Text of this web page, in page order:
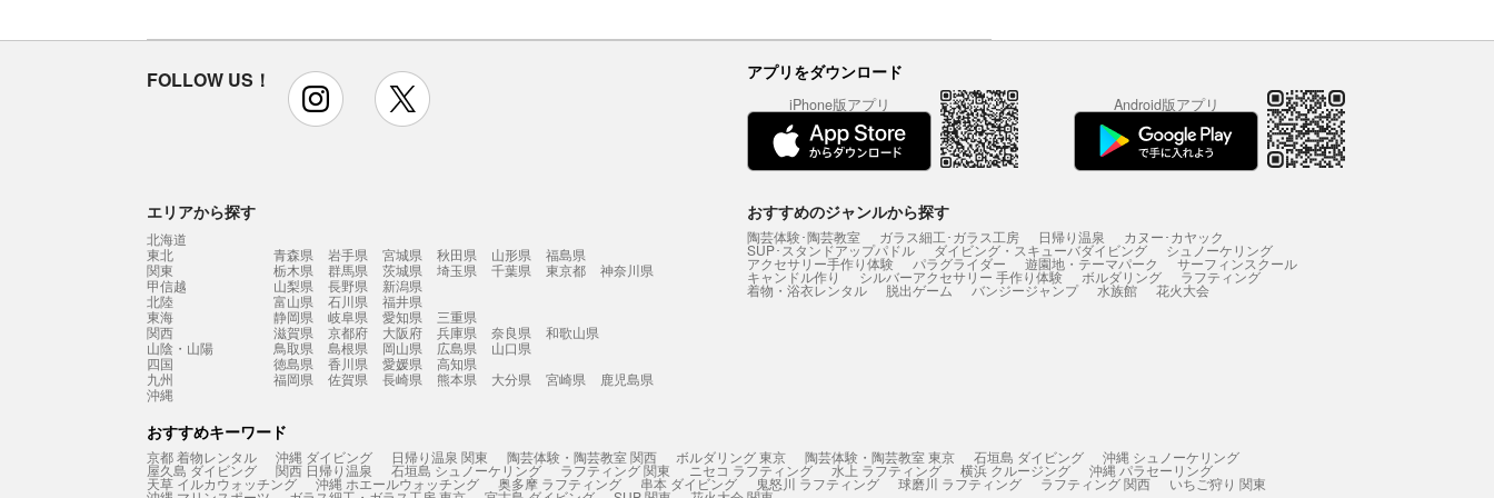
FOLLOW US！ instagram アプリをダウンロード
iPhone版アプリ Android版アプリ
エリアから探す
北海道
東北
青森県 岩手県 宮城県 秋田県 山形県
福島県
関東
栃木県 群馬県 茨城県 埼玉県 千葉県 東京都
神奈川県
甲信越
山梨県 長野県
新潟県
北陸
富山県 石川県
福井県
東海
静岡県 岐阜県 愛知県
三重県
関西
滋賀県 京都府 大阪府 兵庫県 奈良県
和歌山県
山陰・山陽
鳥取県 島根県 岡山県 広島県
山口県
四国
徳島県 香川県 愛媛県
高知県
九州
福岡県 佐賀県 長崎県 熊本県 大分県 宮崎県
鹿児島県
沖縄
おすすめのジャンルから探す
陶芸体験･陶芸教室 ガラス細工･ガラス工房 日帰り温泉 カヌー･カヤック
SUP･スタンドアップパドル ダイビング・スキューバダイビング シュノーケリング
アクセサリー手作り体験 パラグライダー 遊園地・テーマパーク サーフィンスクール
キャンドル作り シルバーアクセサリー 手作り体験 ボルダリング ラフティング
着物・浴衣レンタル 脱出ゲーム バンジージャンプ 水族館 花火大会
おすすめキーワード
京都 着物レンタル 沖縄 ダイビング 日帰り温泉 関東 陶芸体験・陶芸教室 関西 ボルダリング 東京 陶芸体験・陶芸教室 東京 石垣島 ダイビング 沖縄 シュノーケリング
屋久島 ダイビング 関西 日帰り温泉 石垣島 シュノーケリング ラフティング 関東 ニセコ ラフティング 水上 ラフティング 横浜 クルージング 沖縄 パラセーリング
天草 イルカウォッチング 沖縄 ホエールウォッチング 奥多摩 ラフティング 串本 ダイビング 鬼怒川 ラフティング 球磨川 ラフティング ラフティング 関西 いちご狩り 関東